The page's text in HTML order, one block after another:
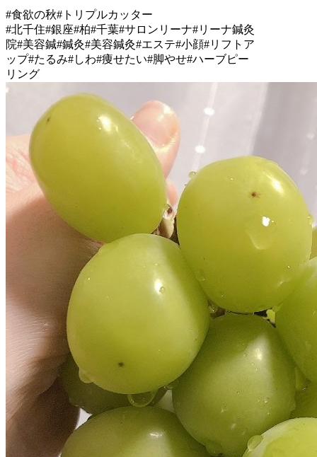
#食欲の秋#トリプルカッター
#北千住#銀座#柏#千葉#サロンリーナ#リーナ鍼灸
院#美容鍼#鍼灸#美容鍼灸#エステ#小顔#リフトア
ップ#たるみ#しわ#痩せたい#脚やせ#ハーブピー
リング